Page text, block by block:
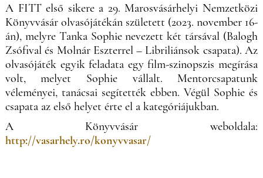
A FITT első sikere a 29. Marosvásárhelyi Nemzetközi
Könyvvásár olvasójátékán született (2023. november 16-
án), melyre Tanka Sophie nevezett két társával (Balogh
Zsófival és Molnár Eszterrel – Libriliánsok csapata). Az
olvasójáték egyik feladata egy film-szinopszis megírása
volt, melyet Sophie vállalt. Mentorcsapatunk
véleményei, tanácsai segítették ebben. Végül Sophie és
csapata az első helyet érte el a kategóriájukban.
A Könyvvásár weboldala:
http://vasarhely.ro/konyvvasar/